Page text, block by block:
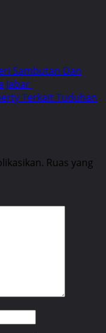
Sambutan Dan
Jabar
Terkait Tuduhan
Ruas yang